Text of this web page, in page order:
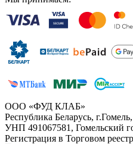
ООО «ФУД КЛАБ»
Республика Беларусь,
УНП 491067581, Гомельский
Регистрация в Торговом